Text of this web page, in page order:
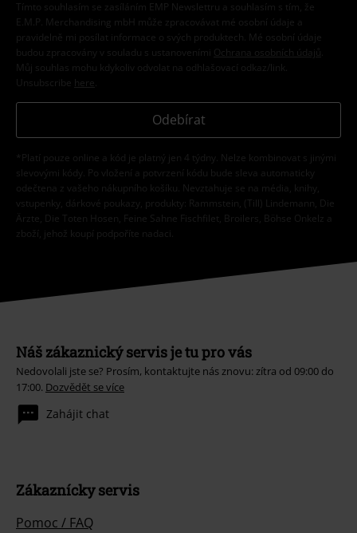
Tímto souhlasím se zasíláním EMP Newslettru a souhlasím s tím, že
E.M.P. Merchandising mbH může zpracovávat mé osobní údaje a
pravidelně mi posílat informace o svých produktech. Mé osobní údaje
budou zpracovány v souladu s ustanoveními
Ochrana osobních údajů
Můj souhlas mohu kdykoliv odvolat na odhlašovací odkaz/link.
Unsubscribe here
Odebírat
*Platí pouze online a kód je platný jen 4 týdny. Nelze kombinovat s jinými
slevovými kódy. Po vložení a potvrzení kódu bude sleva automaticky
odečtena z vašeho nákupního košíku. Nevztahuje se na média, knihy,
vstupenky, dárkové poukazy, produkty: Rammstein, (Till) Lindemann, Die
Ärzte, Die Toten Hosen, Feine Sahne Fischfilet, Broilers, Böhse Onkelz a
zboží, jehož koupí podpoříte nadaci.
Náš zákaznický servis je tu pro vás
Nedovolali jste se? Prosím, kontaktujte nás znovu: zítra od 09:00 do
17:00. Dozvědět se více
Zahájit chat
Zákaznícky servis
Pomoc / FAQ